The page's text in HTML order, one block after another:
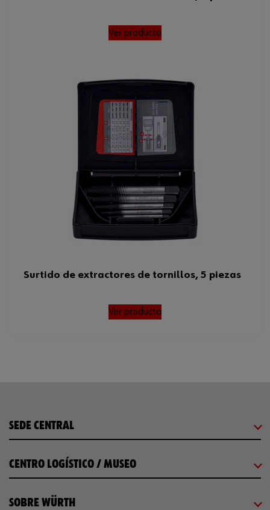
Ver producto
Surtido de extractores de tornillos, 5 piezas
Ver producto
SEDE CENTRAL
CENTRO LOGÍSTICO / MUSEO
SOBRE WÜRTH